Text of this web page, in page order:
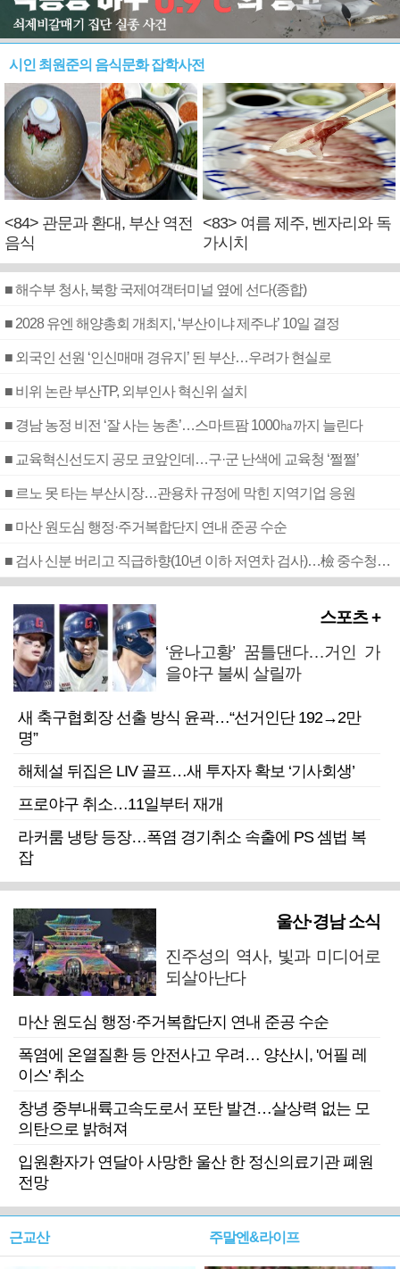
시인 최원준의 음식문화 잡학사전
<84> 관문과 환대, 부산 역전
음식
<83> 여름 제주, 벤자리와 독
가시치
■ 해수부 청사, 북항 국제여객터미널 옆에 선다(종합)
■ 2028 유엔 해양총회 개최지, ‘부산이냐 제주냐’ 10일 결정
■ 외국인 선원 ‘인신매매 경유지’ 된 부산…우려가 현실로
■ 비위 논란 부산TP, 외부인사 혁신위 설치
■ 경남 농정 비전 ‘잘 사는 농촌’…스마트팜 1000㏊까지 늘린다
■ 교육혁신선도지 공모 코앞인데…구·군 난색에 교육청 ‘쩔쩔’
■ 르노 못 타는 부산시장…관용차 규정에 막힌 지역기업 응원
■ 마산 원도심 행정·주거복합단지 연내 준공 수순
■ 검사 신분 버리고 직급하향(10년 이하 저연차 검사)…檢 중수청행 기피
스포츠 +
‘윤나고황’ 꿈틀댄다…거인 가
을야구 불씨 살릴까
새 축구협회장 선출 방식 윤곽…“선거인단 192→2만
명”
해체설 뒤집은 LIV 골프…새 투자자 확보 ‘기사회생’
프로야구 취소…11일부터 재개
라커룸 냉탕 등장…폭염 경기취소 속출에 PS 셈법 복
잡
울산·경남 소식
진주성의 역사, 빛과 미디어로
되살아난다
마산 원도심 행정·주거복합단지 연내 준공 수순
폭염에 온열질환 등 안전사고 우려… 양산시, '어필 레
이스' 취소
창녕 중부내륙고속도로서 포탄 발견…살상력 없는 모
의탄으로 밝혀져
입원환자가 연달아 사망한 울산 한 정신의료기관 폐원
전망
근교산 주말엔&라이프